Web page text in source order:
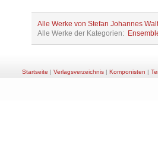
Alle Werke von Stefan Johannes
Alle Werke der Kategorien:
Startseite | Verlagsverzeichnis| Komponisten |